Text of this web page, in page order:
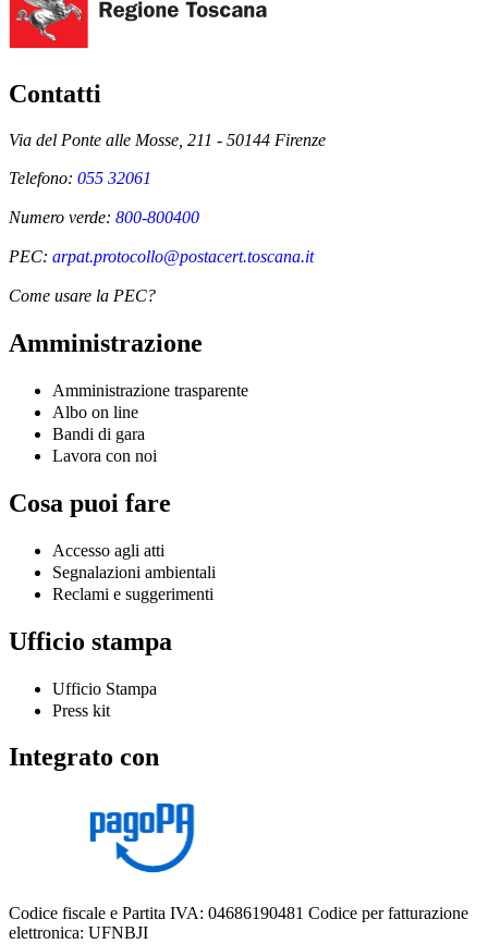
Contatti
Via del Ponte alle Mosse, 211 - 50144 Firenze
Telefono: 055 32061
Numero verde: 800-800400
PEC: arpat.protocollo@postacert.toscana.it
Come usare la PEC?
Amministrazione
Amministrazione trasparente
Albo on line
Bandi di gara
Lavora con noi
Cosa puoi fare
Accesso agli atti
Segnalazioni ambientali
Reclami e suggerimenti
Ufficio stampa
Ufficio Stampa
Press kit
Integrato con
Codice fiscale e Partita IVA: 04686190481 Codice per fatturazione
elettronica: UFNBJI